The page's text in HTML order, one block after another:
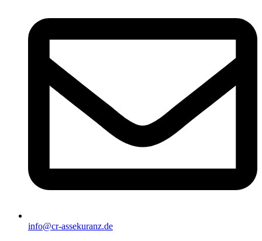
info@cr-assekuranz.de